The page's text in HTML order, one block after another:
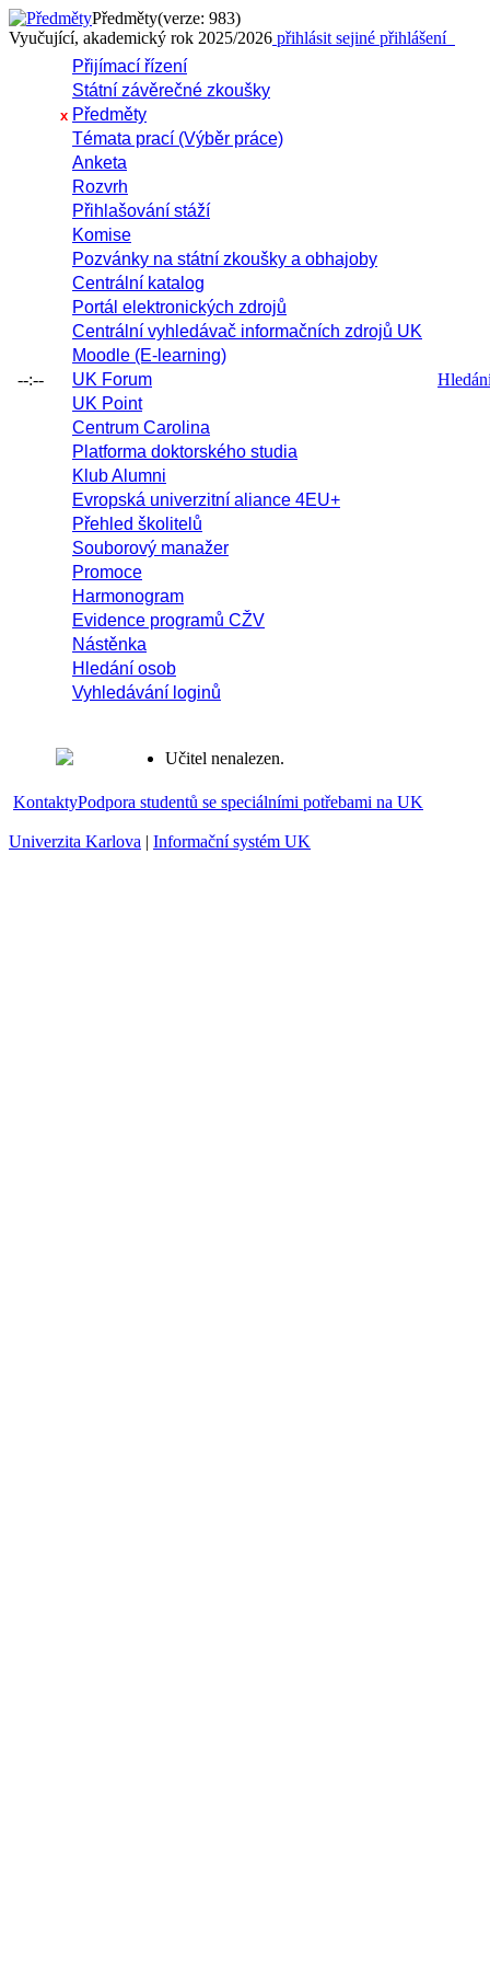
Předměty(verze: 983)
Vyučující, akademický rok 2025/2026 přihlásit sejiné přihlášení
--:--
Přijímací řízení
Státní závěrečné zkoušky
x Předměty
Témata prací (Výběr práce)
Anketa
Rozvrh
Přihlašování stáží
Komise
Pozvánky na státní zkoušky a obhajoby
Centrální katalog
Portál elektronických zdrojů
Centrální vyhledávač informačních zdrojů UK
Moodle (E-learning)
UK Forum
UK Point
Centrum Carolina
Platforma doktorského studia
Klub Alumni
Evropská univerzitní aliance 4EU+
Přehled školitelů
Souborový manažer
Promoce
Harmonogram
Evidence programů CŽV
Nástěnka
Hledání osob
Vyhledávání loginů
Učitel nenalezen.
KontaktyPodpora studentů se speciálními potřebami na UK
Univerzita Karlova | Informační systém UK